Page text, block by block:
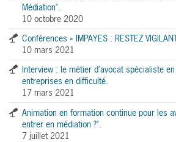
Médiation".
10 octobre 2020
Conférences « IMPAYES : RESTEZ
10 mars 2021
Interview : le métier d’avocat spécialiste
entreprises en difficulté.
17 mars 2021
Animation en formation continue pour les
entrer en médiation ?".
7 juillet 2021